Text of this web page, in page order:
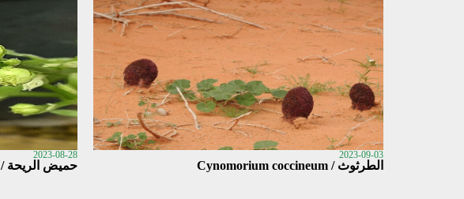
2023-09-03
الطرثوث / Cynomorium coccineum
2023-08-28
حميض الريحة / Kalanchoe laciniata